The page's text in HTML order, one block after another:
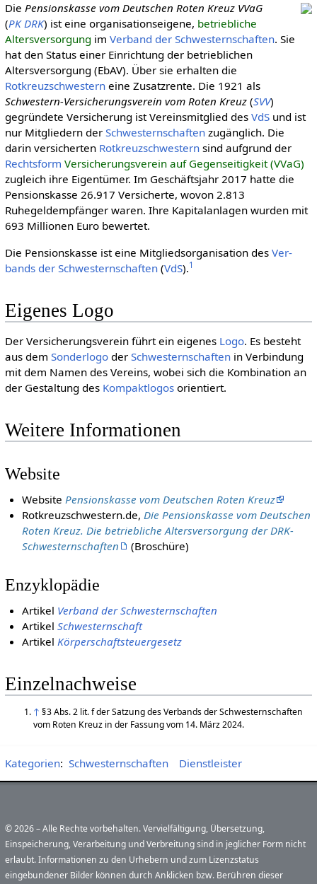
Die Pensionskasse vom Deutschen Roten Kreuz VVaG
(PK DRK) ist eine organisationseigene, betriebliche
Altersversorgung im Verband der Schwesternschaften. Sie
hat den Status einer Einrichtung der betrieblichen
Altersversorgung (EbAV). Über sie erhalten die
Rotkreuzschwesterneine Zusatzrente. Die 1921 als
Schwestern-Versicherungsverein vom Roten Kreuz(SVV)
gegründete Versicherung ist Vereinsmitglied des VdSund ist
nur Mitgliedern der Schwesternschaftenzugänglich. Die
darin versicherten Rotkreuzschwesternsind aufgrund der
Rechtsform Versicherungsverein auf Gegenseitigkeit (VVaG)
zugleich ihre Eigentümer. Im Geschäftsjahr 2017 hatte die
Pensionskasse 26.917 Versicherte, wovon 2.813
Ruhegeldempfänger waren. Ihre Kapitalanlagen wurden mit
693 Millionen Euro bewertet.
Die Pensionskasse ist eine Mitgliedsorganisation des Ver­
bands der Schwes­tern­schaf­ten(VdS).1
Eigenes Logo
Der Versicherungsverein führt ein eigenes Logo. Es besteht
aus dem Sonderlogoder Schwesternschaftenin Verbindung
mit dem Namen des Vereins, wobei sich die Kombination an
der Gestaltung des Kompaktlogosorientiert.
Weitere Informationen
Website
Website Pensionskasse vom Deutschen Roten Kreuz
Rotkreuzschwestern.de, Die Pensionskasse vom Deutschen
Roten Kreuz. Die betriebliche Altersversorgung der DRK-
Schwesternschaften
(Broschüre)
Enzyklopädie
Artikel Verband der Schwesternschaften
ArtikelSchwesternschaft
ArtikelKörperschaftsteuergesetz
Einzelnachweise
↑ § 3 Abs. 2 lit. f der Satzung des Verbands der Schwesternschaften
vom Roten Kreuz in der Fassung vom 14. März 2024.
Kategorien: Schwesternschaften Dienstleister
© 2026 – Alle Rechte vorbehalten. Vervielfältigung, Übersetzung,
Einspeicherung, Verarbeitung und Verbreitung sind in jeglicher Form nicht
erlaubt. Informationen zu den Urhebern und zum Lizenzstatus
eingebundener Bilder können durch Anklicken bzw. Berühren dieser